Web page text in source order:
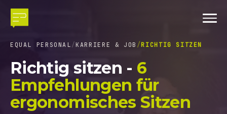
EQUAL PERSONAL KARRIERE & JOB RICHTIG SITZEN
Richtig sitzen - 6
Empfehlungen für
ergonomisches Sitzen